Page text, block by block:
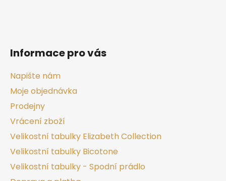
Informace pro vás
Napište nám
Moje objednávka
Prodejny
Vrácení zboží
Velikostní tabulky Elizabeth Collection
Velikostní tabulky Bicotone
Velikostní tabulky - Spodní prádlo